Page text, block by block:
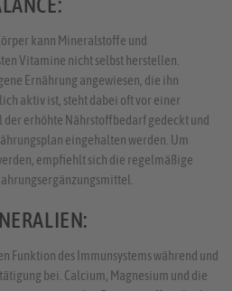
kann Mineralstoffe und
Vitamine nicht selbst herstellen.
Ernährung angewiesen, die ihn
aktiv ist, steht dabei oft vor einer
erhöhte Nährstoffbedarf gedeckt und
eingehalten werden. Um
empfiehlt sich die regelmäßige
Funktion des Immunsystems während und
bei. Calcium, Magnesium und die